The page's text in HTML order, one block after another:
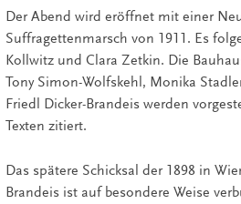
Der Abend wird eröffnet mit einer
Suffragettenmarsch von 1911. Es
Kollwitz und Clara Zetkin. Die
Tony Simon-Wolfskehl, Monika
Friedl Dicker-Brandeis werden
Texten zitiert.
Das spätere Schicksal der 1898 in
Brandeis ist auf besondere Weise